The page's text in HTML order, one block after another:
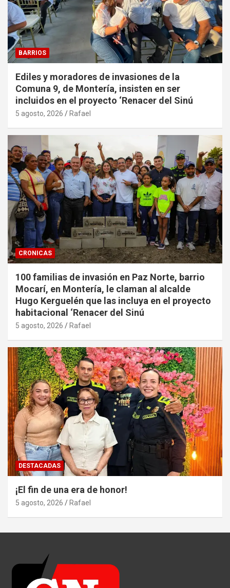
BARRIOS
Ediles y moradores de invasiones de la
Comuna 9, de Montería, insisten en ser
incluidos en el proyecto ‘Renacer del Sinú
5 agosto, 2026 Rafael
CRONICAS
100 familias de invasión en Paz Norte, barrio
Mocarí, en Montería, le claman al alcalde
Hugo Kerguelén que las incluya en el proyecto
habitacional ‘Renacer del Sinú
5 agosto, 2026 Rafael
DESTACADAS
¡El fin de una era de honor!
5 agosto, 2026 Rafael